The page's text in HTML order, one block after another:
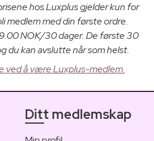
hos Luxplus gjelder kun for
medlem med din første ordre.
NOK/30 dager. De første 30
du kan avslutte når som helst.
ved å være Luxplus-medlem.
Ditt medlemskap